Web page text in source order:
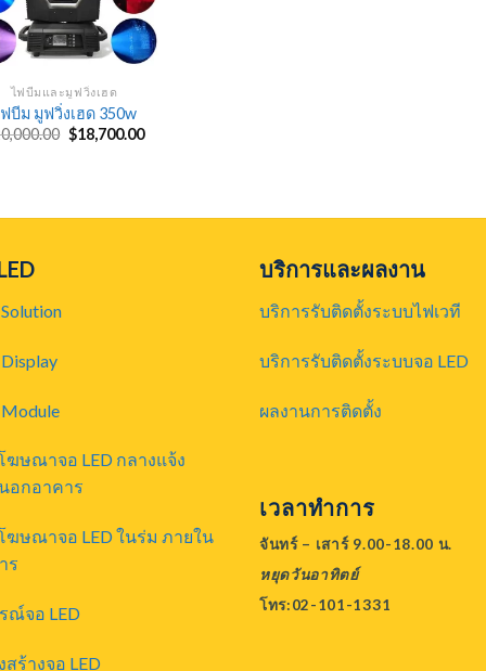
ไฟบีมและมูฟวิ่งเฮด
บีม มูฟวิ่งเฮด 350w
Original
price
$18,700.00Current
Module
ฆษณาจอ LED กลางแจ้ง
อกอาคาร
ฆษณาจอ LED ในร่ม ภายใน
ร
ณ์จอ LED
สร้างจอ LED
บริการและผลงาน
บริการรับติดตั้งระบบไฟเวที
บริการรับติดตั้งระบบจอ LED
ผลงานการติดตั้ง
เวลาทำการ
จันทร์ – เสาร์ 9.00-18.00 น.
หยุดวันอาทิตย์
โทร:02-101-1331